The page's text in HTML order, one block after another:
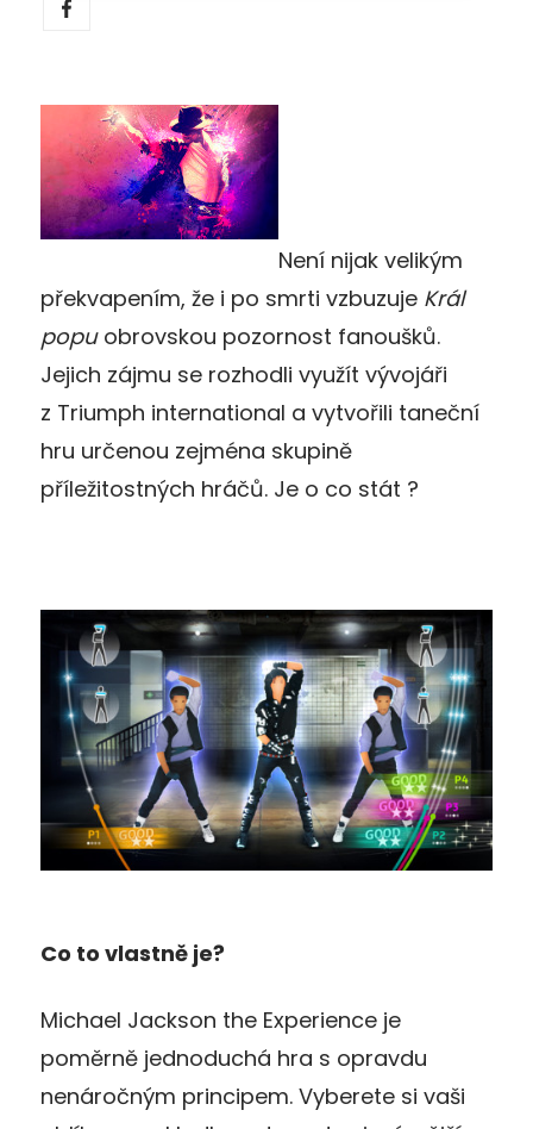
Není nijak velikým
překvapením, že i po smrti vzbuzuje Král
popuobrovskou pozornost fanoušků.
Jejich zájmu se rozhodli využít vývojáři
z Triumph international a vytvořili taneční
hru určenou zejména skupině
příležitostných hráčů. Je o co stát ?
Co to vlastně je?
Michael Jackson the Experience je
poměrně jednoduchá hra s opravdu
nenáročným principem. Vyberete si vaši